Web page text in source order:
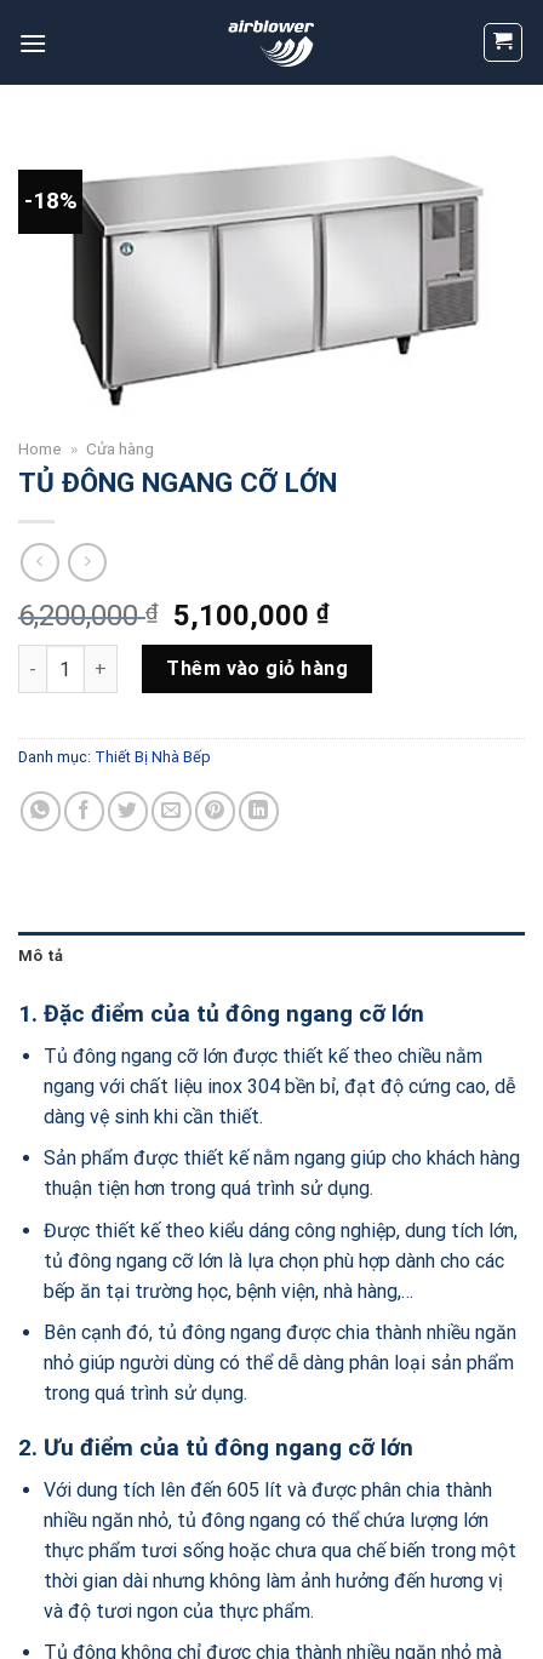
-18%
Home » Cửa hàng
TỦ ĐÔNG NGANG CỠ LỚN
6,200,000₫
Giá
gốc
là:
6,200,000 ₫.
5,100,000₫Giá
hiện
tại
là:
5,100,000 ₫.
TỦ ĐÔNG NGANG CỠ LỚN số lượng
Thêm vào giỏ hàng
Danh mục: Thiết Bị Nhà Bếp
Mô tả
1. Đặc điểm của tủ đông ngang cỡ lớn
Tủ đông ngang cỡ lớn được thiết kế theo chiều nằm
ngang với chất liệu inox 304 bền bỉ, đạt độ cứng cao, dễ
dàng vệ sinh khi cần thiết.
Sản phẩm được thiết kế nằm ngang giúp cho khách hàng
thuận tiện hơn trong quá trình sử dụng.
Được thiết kế theo kiểu dáng công nghiệp, dung tích lớn,
tủ đông ngang cỡ lớn là lựa chọn phù hợp dành cho các
bếp ăn tại trường học, bệnh viện, nhà hàng,…
Bên cạnh đó, tủ đông ngang được chia thành nhiều ngăn
nhỏ giúp người dùng có thể dễ dàng phân loại sản phẩm
trong quá trình sử dụng.
2. Ưu điểm của tủ đông ngang cỡ lớn
Với dung tích lên đến 605 lít và được phân chia thành
nhiều ngăn nhỏ, tủ đông ngang có thể chứa lượng lớn
thực phẩm tươi sống hoặc chưa qua chế biến trong một
thời gian dài nhưng không làm ảnh hưởng đến hương vị
và độ tươi ngon của thực phẩm.
Tủ đông không chỉ được chia thành nhiều ngăn nhỏ mà